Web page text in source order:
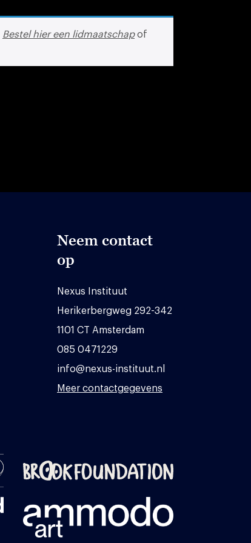
Bestel hier een lidmaatschapof
Neem contact
op
Nexus Instituut
Herikerbergweg 292-342
1101 CT Amsterdam
085 0471229
info@nexus-instituut.nl
Meer contactgegevens